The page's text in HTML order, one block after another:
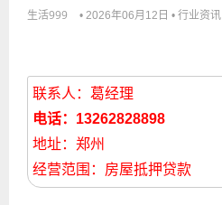
生活999 • 2026年06月12日 • 行业资讯
联系人：葛经理
电话：13262828898
地址：郑州
经营范围：房屋抵押贷款